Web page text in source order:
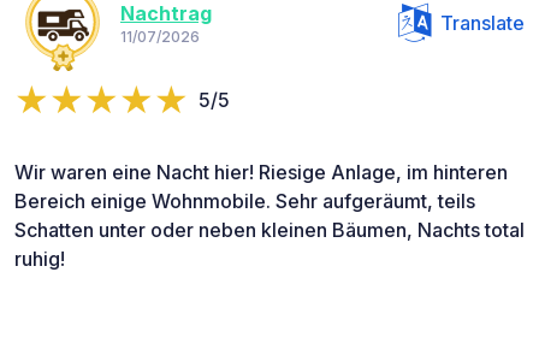
Nachtrag
11/07/2026
Translate
5/5
Wir waren eine Nacht hier! Riesige Anlage, im hinteren
Bereich einige Wohnmobile. Sehr aufgeräumt, teils
Schatten unter oder neben kleinen Bäumen, Nachts total
ruhig!